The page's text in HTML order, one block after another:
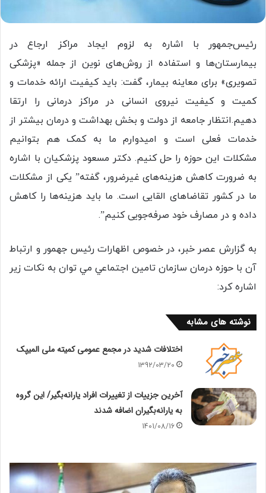
رئیس‌جمهور با اشاره به لزوم ایجاد مراکز ارجاع در
بیمارستان‌ها و استفاده از روش‌های نوین از جمله «پزشکی
تصویری» برای معاینه بیمار، گفت: باید کیفیت ارائه خدمات و
کمیت و کیفیت نیروی انسانی در مراکز درمانی را ارتقا
دهیم.انتظار جامعه از دولت و بخش بهداشت و درمان بیشتر از
خدمات فعلی است و امیدوارم ما به کمک هم بتوانیم
مشکلات این حوزه را حل کنیم. دكتر مسعود پزشکیان با اشاره
به ضرورت کاهش هزینه‌های غیرضرور، گفته” یکی از مشکلات
ما در کشور تقاضاهای القایی است. ما باید هزینه‌ها را کاهش
داده و در مصارف خود صرفه‌جویی کنیم”.
به گزارش عصر خبر، در خصوص اظهارات رئيس جهمور و ارتباط
آن با حوزه درمان سازمان تامين اجتماعي مي توان به نكات زير
اشاره كرد:
نوشته های مشابه
اختلافات شدید در مجمع عمومی کمیته ملی المیپک
1392/03/20
آخرین جزییات از تغییرات افراد یارانه‌بگیر/ این گروه
به یارانه‌بگیران اضافه شدند
1401/08/16